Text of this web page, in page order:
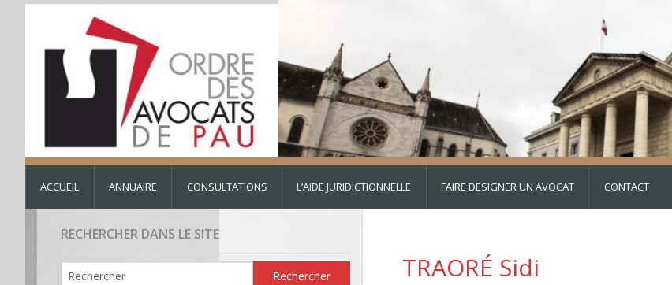
ACCUEIL ANNUAIRE CONSULTATIONS L’AIDE JURIDICTIONNELLE FAIRE DESIGNER UN AVOCAT CONTACT
RECHERCHER DANS LE SITE
TRAORÉ Sidi